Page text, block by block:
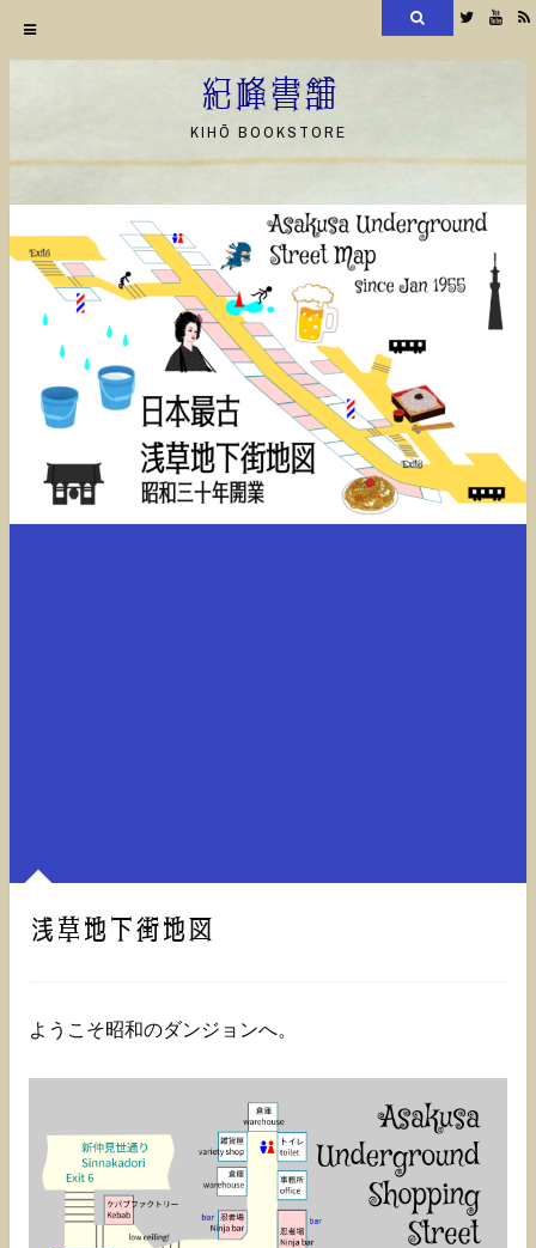
ン
ツ
へ
Twitter
紀峰書舗
KIHŌ BOOKSTORE
浅草地下街地図
ようこそ昭和のダンジョンへ。